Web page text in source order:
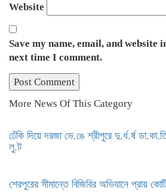
Website
Save my name, email, and website
next time I comment.
More News Of This Category
ঢেঁকি দিয়ে দরজা ভে.ঙে শ্রীপুরে দু.র্ধ.র্ষ
লু.ট
শেরপুরের সীমান্তে বিজিবির অভিযানে প্রায়